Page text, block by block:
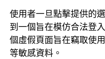
使用者一旦點擊提供的
到一個旨在模仿合法登
個虛假頁面旨在竊取使
等敏感資料。